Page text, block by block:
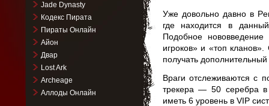
Уже довольно давно в
где находится в
Подобное
игроков» и «топ
получать
Враги отслеживаются с
трекера — 50 серебра
иметь 6 уровень в VIP
Jade Dynasty
Кодекс Пирата
Пираты Онлайн
Айон
Двар
Lost Ark
Archeage
Аллоды Онлайн